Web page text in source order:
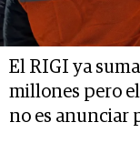
El RIGI ya
millones pero
no es anunciar